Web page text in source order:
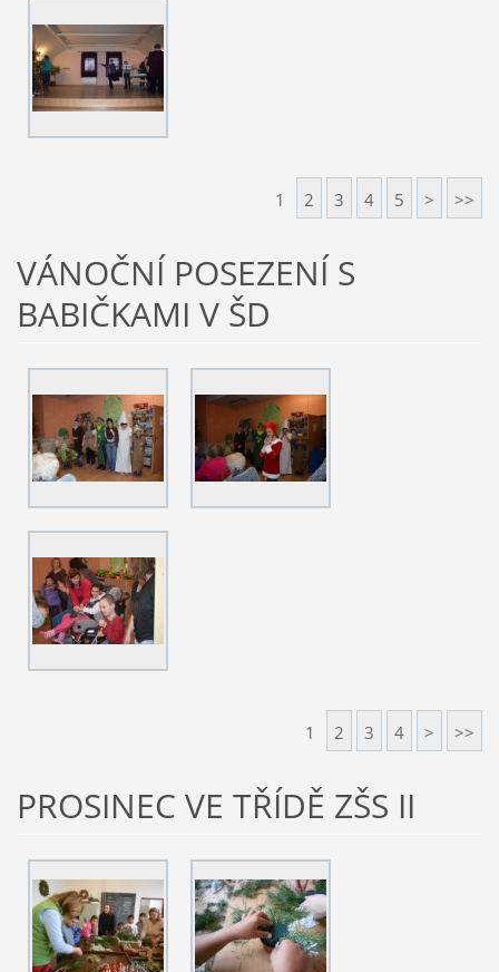
1 2 3 4 5 > >>
VÁNOČNÍ POSEZENÍ S
BABIČKAMI V ŠD
1 2 3 4 > >>
PROSINEC VE TŘÍDĚ ZŠS II